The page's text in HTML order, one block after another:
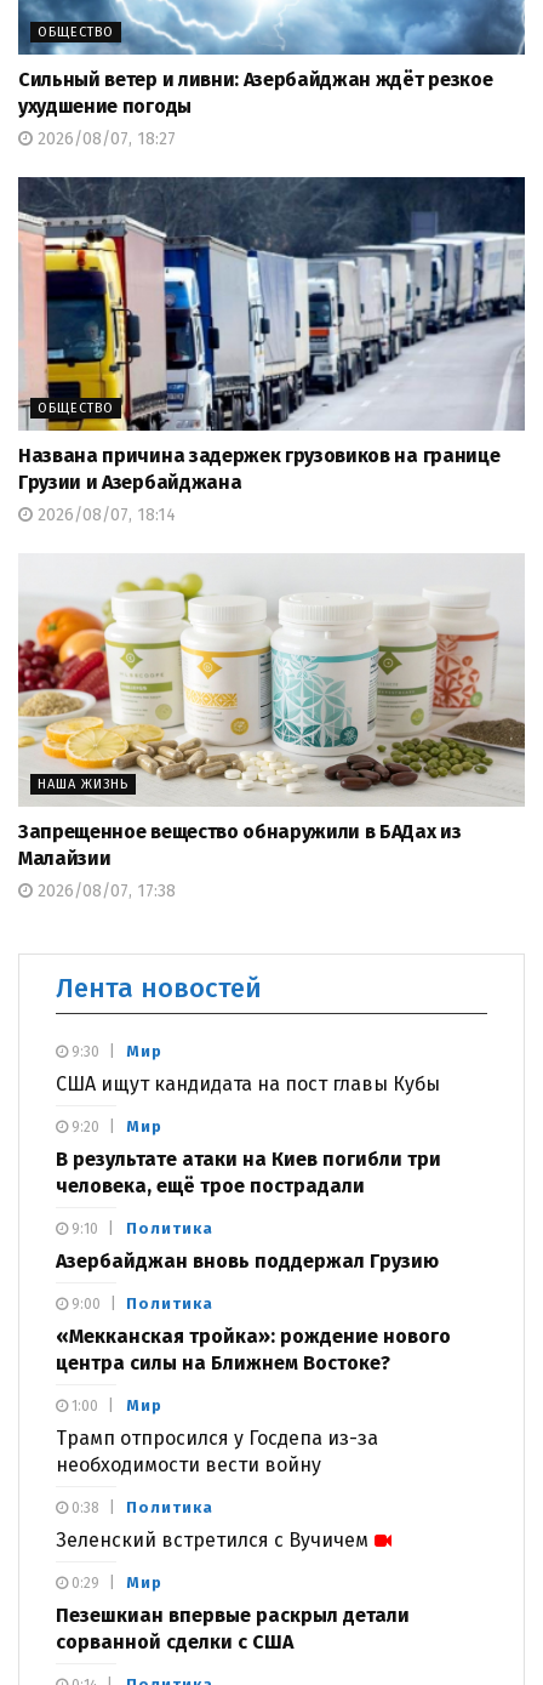
ОБЩЕСТВО
Сильный ветер и ливни: Азербайджан ждёт резкое
ухудшение погоды
2026/08/07, 18:27
ОБЩЕСТВО
Названа причина задержек грузовиков на границе
Грузии и Азербайджана
2026/08/07, 18:14
НАША ЖИЗНЬ
Запрещенное вещество обнаружили в БАДах из
Малайзии
2026/08/07, 17:38
Лента новостей
Мир
США ищут кандидата на пост главы Кубы
9:30
Мир
В результате атаки на Киев погибли три
человека, ещё трое пострадали
9:20
Политика
Азербайджан вновь поддержал Грузию
9:10
Политика
«Мекканская тройка»: рождение нового
центра силы на Ближнем Востоке?
9:00
Мир
Трамп отпросился у Госдепа из-за
необходимости вести войну
1:00
Политика
Зеленский встретился с Вучичем
0:38
Мир
Пезешкиан впервые раскрыл детали
сорванной сделки с США
0:29